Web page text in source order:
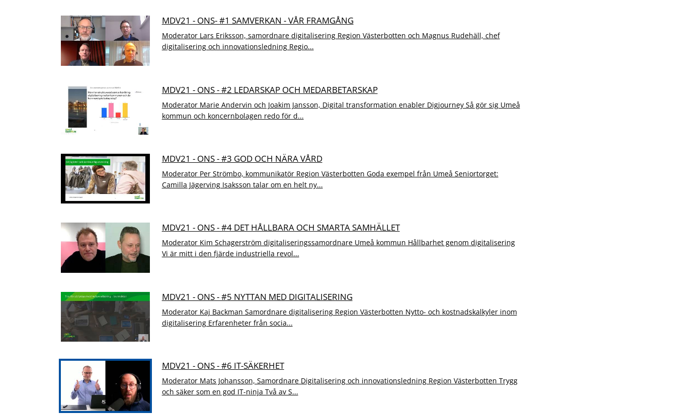
MDV21 - ONS- #1 SAMVERKAN - VÅR FRAMGÅNG
Moderator Lars Eriksson, samordnare digitalisering Region Västerbotten och Magnus Rudehäll, chef
digitalisering och innovationsledning Regio...
MDV21 - ONS - #2 LEDARSKAP OCH MEDARBETARSKAP
Moderator Marie Andervin och Joakim Jansson, Digital transformation enabler Digjourney Så gör sig Umeå
kommun och koncernbolagen redo för d...
MDV21 - ONS - #3 GOD OCH NÄRA VÅRD
Moderator Per Strömbo, kommunikatör Region Västerbotten Goda exempel från Umeå Seniortorget:
Camilla Jägerving Isaksson talar om en helt ny...
MDV21 - ONS - #4 DET HÅLLBARA OCH SMARTA SAMHÄLLET
Moderator Kim Schagerström digitaliseringssamordnare Umeå kommun Hållbarhet genom digitalisering
Vi är mitt i den fjärde industriella revol...
MDV21 - ONS - #5 NYTTAN MED DIGITALISERING
Moderator Kaj Backman Samordnare digitalisering Region Västerbotten Nytto- och kostnadskalkyler inom
digitalisering Erfarenheter från socia...
MDV21 - ONS - #6 IT-SÄKERHET
Moderator Mats Johansson, Samordnare Digitalisering och innovationsledning Region Västerbotten Trygg
och säker som en god IT-ninja Två av S...